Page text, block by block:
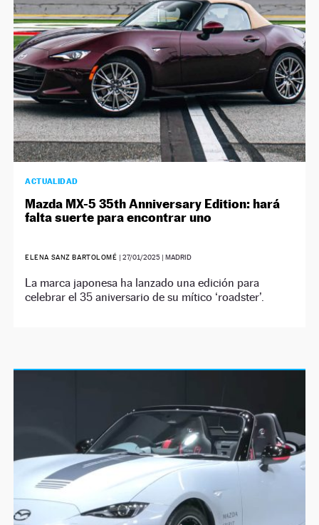
ACTUALIDAD
Mazda MX-5 35th Anniversary Edition: hará
falta suerte para encontrar uno
ELENA SANZ BARTOLOMÉ | 27/01/2025| MADRID
La marca japonesa ha lanzado una edición para
celebrar el 35 aniversario de su mítico ‘roadster’.